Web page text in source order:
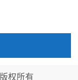
天堂”之美称的
权所有